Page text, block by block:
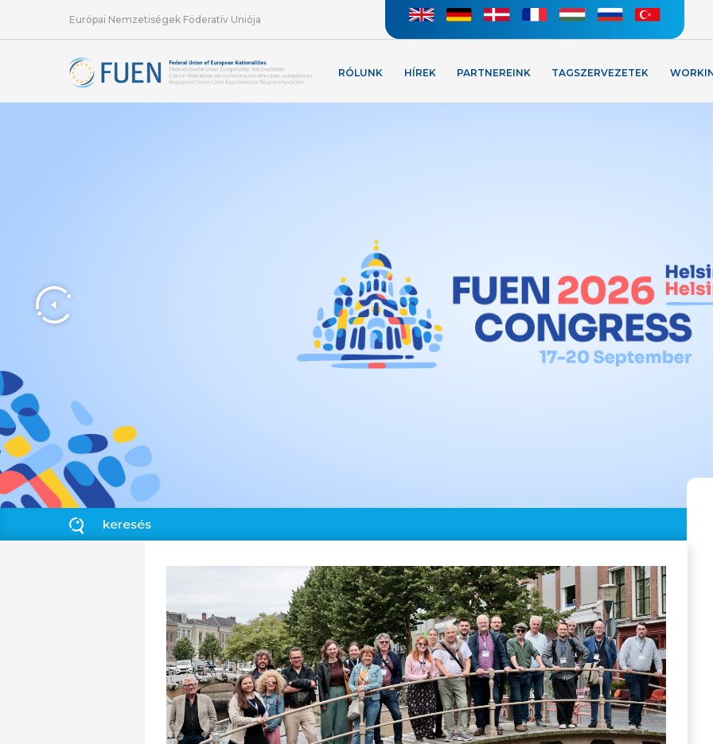
Európai Nemzetiségek Föderatív Uniója
RÓLUNK HÍREK PARTNEREINK TAGSZERVEZETEK